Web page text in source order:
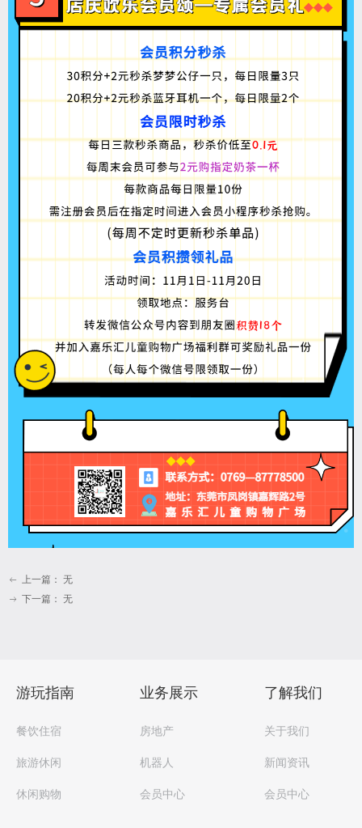
ꂃ 上一篇： 无
ꁹ 下一篇： 无
游玩指南
餐饮住宿
旅游休闲
休闲购物
房地产
机器人
会员中心
业务展示
关于我们
新闻资讯
会员中心
了解我们